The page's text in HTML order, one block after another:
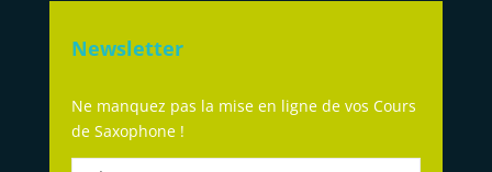
Newsletter
Ne manquez pas la mise en ligne de vos Cours
de Saxophone !